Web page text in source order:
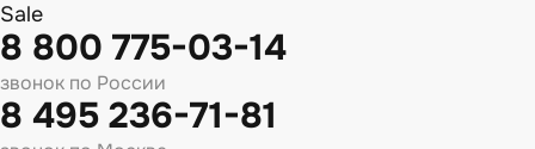
Sale
8 800 775-03-14
звонок по России
8 495 236-71-81